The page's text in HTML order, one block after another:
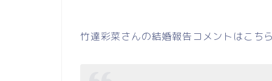
竹達彩菜さんの結婚報告コメントはこちら